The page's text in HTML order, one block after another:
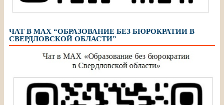
ЧАТ В МАХ “ОБРАЗОВАНИЕ БЕЗ БЮРОКРАТИИ В
СВЕРДЛОВСКОЙ ОБЛАСТИ”